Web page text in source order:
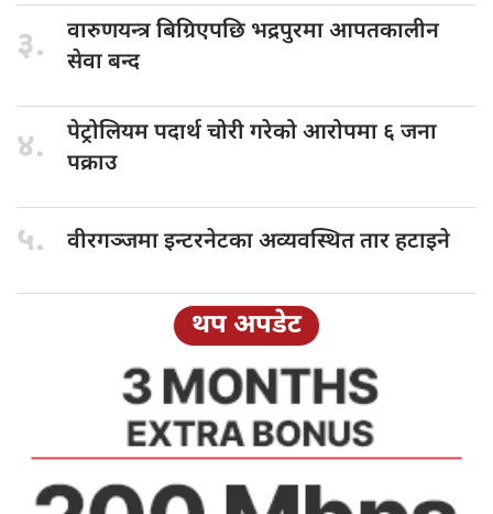
३. वारुणयन्त्र बिग्रिएपछि भद्रपुरमा आपतकालीन
सेवा बन्द
४. पेट्रोलियम पदार्थचोरी गरेको आरोपमा ६ जना
पक्राउ
५. वीरगञ्जमा इन्टरनेटकाअव्यवस्थित तार हटाइने
थप अपडेट